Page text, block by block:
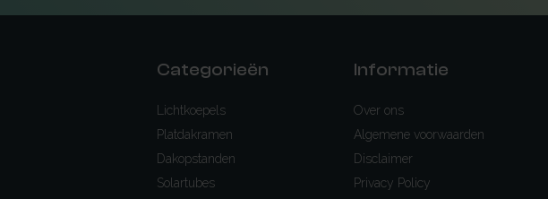
Categorieën
Lichtkoepels
Platdakramen
Dakopstanden
Solartubes
Informatie
Over ons
Algemene voorwaarden
Disclaimer
Privacy Policy